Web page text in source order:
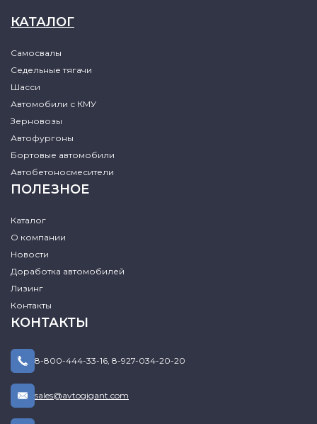
КАТАЛОГ
Самосвалы
Седельные тягачи
Шасси
Автомобили с КМУ
Зерновозы
Автофургоны
Бортовые автомобили
Автобетоносмесители
ПОЛЕЗНОЕ
Каталог
О компании
Новости
Доработка автомобилей
Лизинг
Контакты
КОНТАКТЫ
8-800-444-33-16, 8-927-034-20-20
sales@avtogigant.com